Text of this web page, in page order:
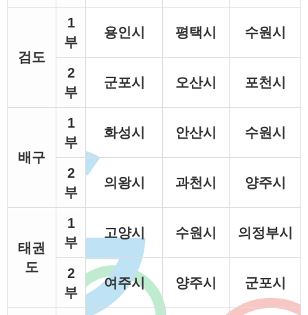
검도
1
부
용인시 평택시 수원시
2
부
군포시 오산시 포천시
배구
1
부
화성시 안산시 수원시
2
부
의왕시 과천시 양주시
태권
도
1
부
고양시 수원시 의정부시
2
부
여주시 양주시 군포시